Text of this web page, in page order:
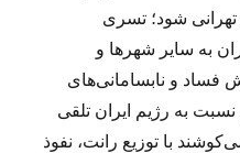
شود؛ تسری
به سایر شهرها و
فساد و نابسامانی‌های
به رژیم ایران تلقی
با توزیع رانت، نفوذ